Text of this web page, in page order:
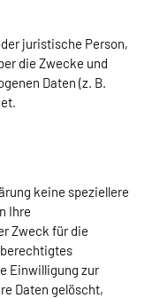
juristische Person,
die Zwecke und
Daten (z. B.
keine speziellere
Ihre
Zweck für die
Einwilligung zur
Daten gelöscht,